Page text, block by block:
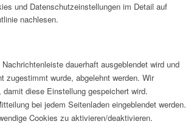
und Datenschutzeinstellungen im Detail auf
nachlesen.
dauerhaft ausgeblendet wird und
zugestimmt wurde, abgelehnt werden. Wir
diese Einstellung gespeichert wird.
bei jedem Seitenladen eingeblendet werden.
Cookies zu aktivieren/deaktivieren.